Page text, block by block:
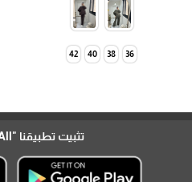
36
38
40
42
تثبيت تطبيقنا "Trendy At All"